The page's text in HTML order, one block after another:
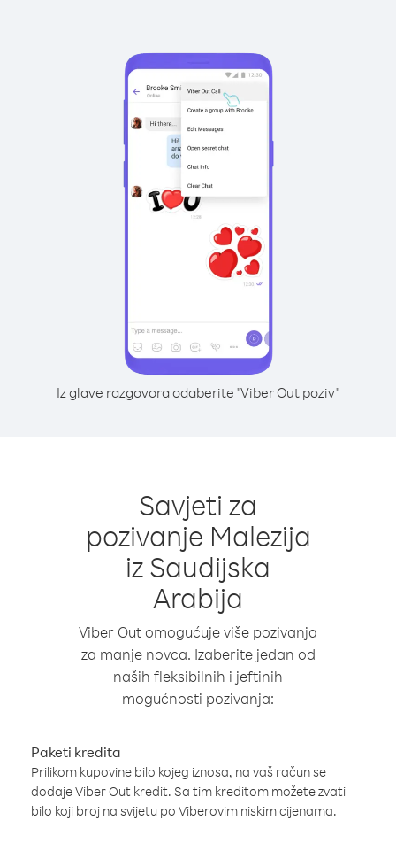
Iz glave razgovora odaberite "Viber Out poziv"
Savjeti za
pozivanje Malezija
iz Saudijska
Arabija
Viber Out omogućuje više pozivanja
za manje novca. Izaberite jedan od
naših fleksibilnih i jeftinih
mogućnosti pozivanja:
Paketi kredita
Prilikom kupovine bilo kojeg iznosa, na vaš račun se
dodaje Viber Out kredit. Sa tim kreditom možete zvati
bilo koji broj na svijetu po Viberovim niskim cijenama.